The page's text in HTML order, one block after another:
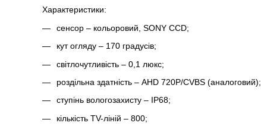
Характеристики:
сенсор – кольоровий, SONY CCD;
кут огляду – 170 градусів;
світлочутливість – 0,1 люкс;
роздільна здатність – AHD 720P/CVBS (аналоговий);
ступінь вологозахисту – IP68;
кількість TV-ліній – 800;